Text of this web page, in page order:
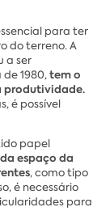
para ter
do terreno. A
a ser
1980,tem o
produtividade.
é possível
papel
espaço da
, como tipo
é necessário
para